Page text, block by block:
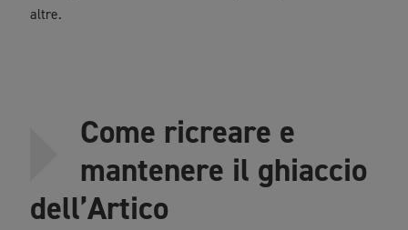
altre.
Come ricreare e
mantenere il ghiaccio
dell’Artico